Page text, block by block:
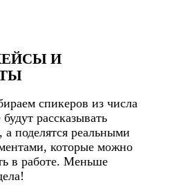
И
спикеров из числа
рассказывать
поделятся реальными
которые можно
в работе. Меньше